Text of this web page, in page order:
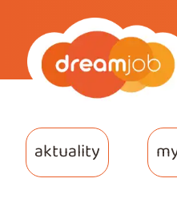
aktuality